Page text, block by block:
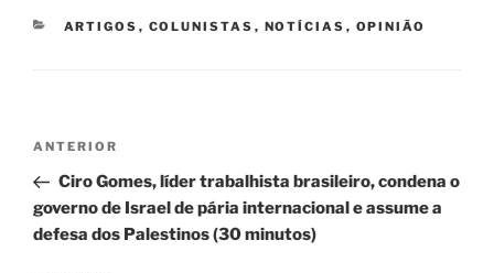
CATEGORIAS
ARTIGOS , COLUNISTAS , NOTÍCIAS , OPINIÃO
Navegação
Post
Post
anterior
ANTERIOR
Ciro Gomes, líder trabalhista brasileiro, condena o
governo de Israel de pária internacional e assume a
defesa dos Palestinos (30 minutos)